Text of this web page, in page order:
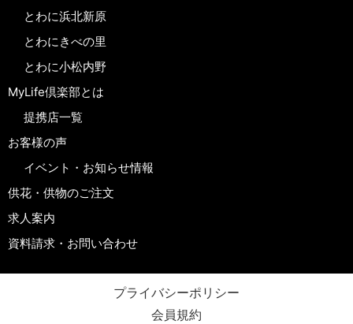
とわに浜北新原
とわにきべの里
とわに小松内野
MyLife倶楽部とは
提携店一覧
お客様の声
イベント・お知らせ情報
供花・供物のご注文
求人案内
資料請求・お問い合わせ
プライバシーポリシー
会員規約